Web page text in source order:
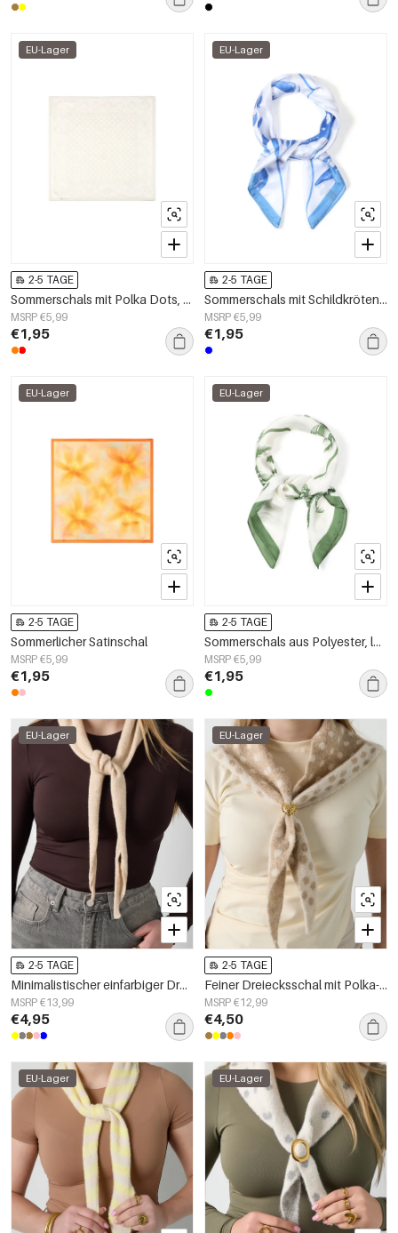
EU-Lager
2-5 TAGE
Sommerschals mit Polka Dots, schlichtes Polyester, Alltagsaccessoires
MSRP €5,99
€1,95
EU-Lager
2-5 TAGE
Sommerschals mit Schildkrötenmotiv, Polyester, Urlaubs-/Strandaccessoires
MSRP €5,99
€1,95
EU-Lager
2-5 TAGE
Sommerlicher Satinschal
MSRP €5,99
€1,95
EU-Lager
2-5 TAGE
Sommerschals aus Polyester, lässig, für Urlaub/Strand
MSRP €5,99
€1,95
EU-Lager
2-5 TAGE
Minimalistischer einfarbiger Dreiecksschal
MSRP €13,99
€4,95
EU-Lager
2-5 TAGE
Feiner Dreiecksschal mit Polka-Dots
MSRP €12,99
€4,50
EU-Lager EU-Lager